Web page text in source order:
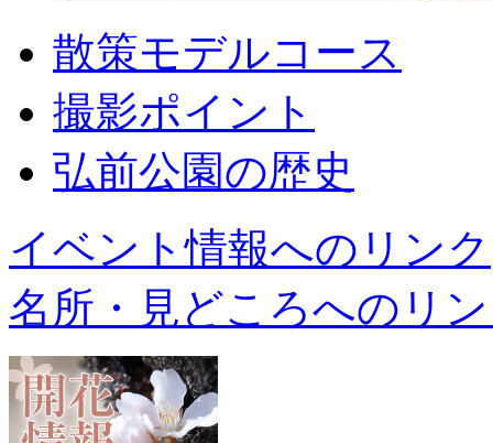
散策モデルコース
撮影ポイント
弘前公園の歴史
イベント情報へのリンク
名所・見どころへのリ